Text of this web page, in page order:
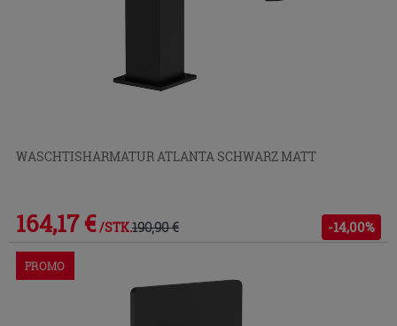
WASCHTISHARMATUR ATLANTA SCHWARZ MATT
164,17 € /STK.190,90 € -14,00%
PROMO